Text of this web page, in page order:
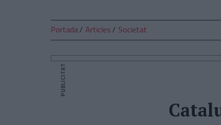
Portada Articles Societat
PUBLICITAT